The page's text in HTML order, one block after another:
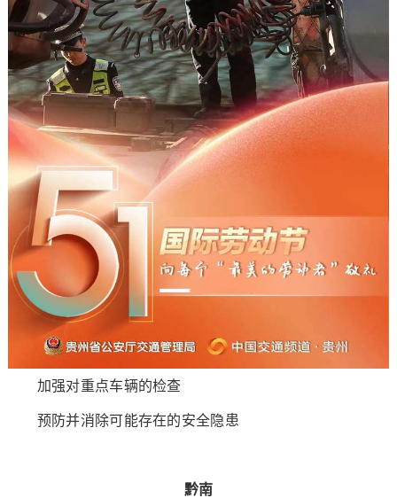
加强对重点车辆的检查
预防并消除可能存在的安全隐患
黔南